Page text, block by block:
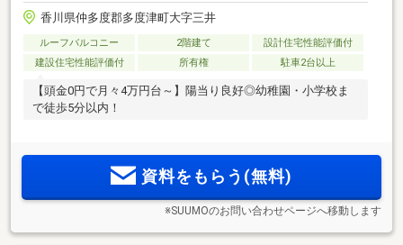
香川県仲多度郡多度津町大字三井
ルーフバルコニー 2階建て
設計住宅性能評価付
建設住宅性能評価付
所有権 駐車2台以上
【頭金0円で月々4万円台～】陽当り良好◎幼稚園・小学校ま
で徒歩5分以内！
資料をもらう(無料)
※SUUMOのお問い合わせページへ移動します